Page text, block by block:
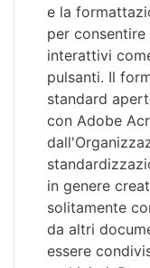
e la
per
interattivi
pulsanti. Il
standard
con Adobe
in genere
solitamente
da altri
essere